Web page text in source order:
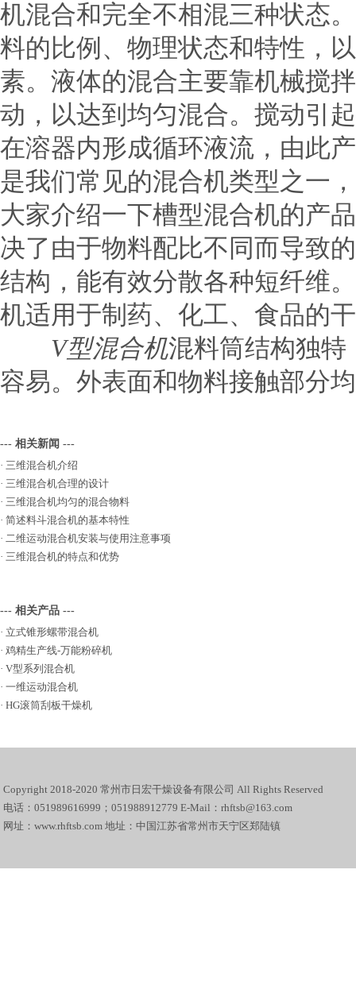
机混合和完全不相混三种状态
料的比例、物理状态和特性，
素。液体的混合主要靠机械搅
动，以达到均匀混合。搅动引
在溶器内形成循环液流，由此
是我们常见的混合机类型之一
大家介绍一下槽型混合机的
决了由于物料配比不同而导致
结构，能有效分散各种短纤
机适用于制药、化工、食品的
V型混合机混料筒结构独
容易。外表面和物料接触部分
--- 相关新闻 ---
· 三维混合机介绍
· 三维混合机合理的设计
· 三维混合机均匀的混合物料
· 简述料斗混合机的基本特性
· 二维运动混合机安装与使用注意事项
· 三维混合机的特点和优势
--- 相关产品 ---
· 立式锥形螺带混合机
· 鸡精生产线-万能粉碎机
· V型系列混合机
· 一维运动混合机
· HG滚筒刮板干燥机
Copyright 2018-2020 常州市日宏干燥设备有限公司 All Rights Reserved
电话：051989616999；051988912779 E-Mail：rhftsb@163.com
网址：www.rhftsb.com 地址：中国江苏省常州市天宁区郑陆镇